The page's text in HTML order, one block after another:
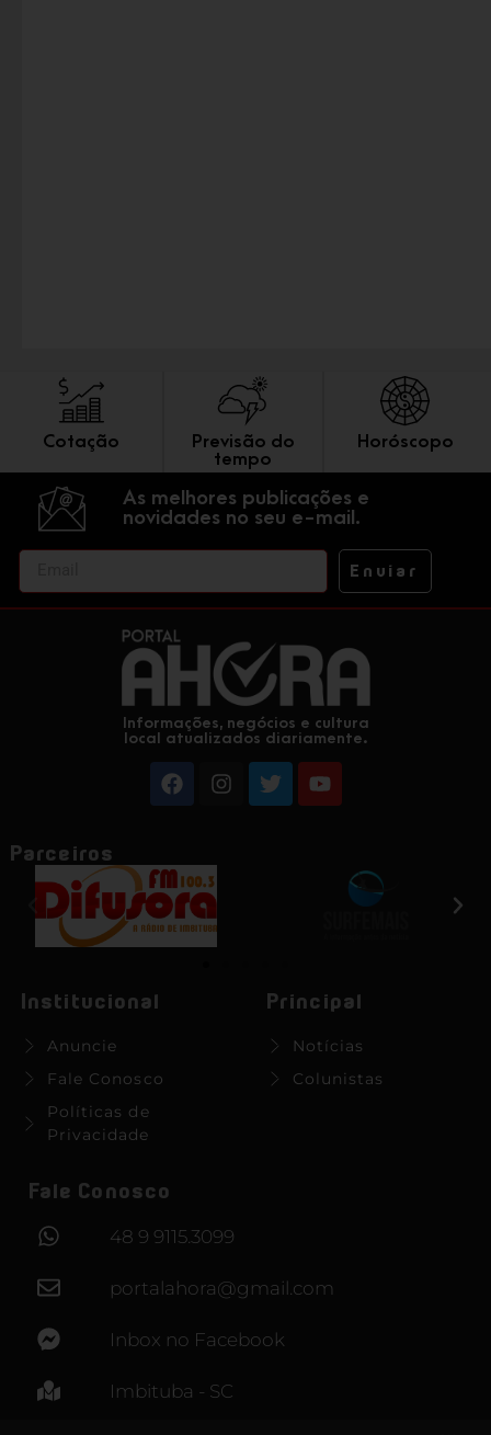
Cotação
Previsão do
tempo
Horóscopo
As melhores publicações e
novidades no seu e-mail.
Enviar
Informações, negócios e cultura
local atualizados diariamente.
Parceiros
Institucional
Anuncie
Fale Conosco
Políticas de
Privacidade
Principal
Notícias
Colunistas
Fale Conosco
48 9 9115.3099
portalahora@gmail.com
Inbox no Facebook
Imbituba - SC